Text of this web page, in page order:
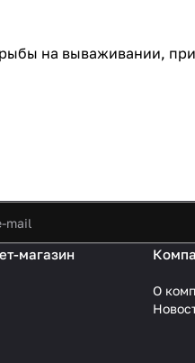
на вываживании,
магазин
О